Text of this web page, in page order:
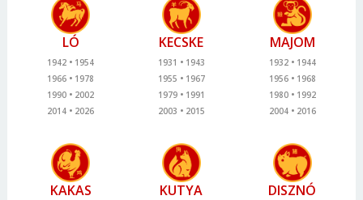
LÓ
1942
1954
1966
1978
1990
2002
2014
2026
KECSKE
1931
1943
1955
1967
1979
1991
2003
2015
MAJOM
1932
1944
1956
1968
1980
1992
2004
2016
KAKAS KUTYA DISZNÓ